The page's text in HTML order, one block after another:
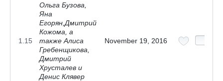
1.15
Ольга Бузова,
Яна
Егорян,Дмитрий
Кожома, а
также Алиса
Гребенщикова,
Дмитрий
Хрусталев и
Денис Клявер
November 19, 2016